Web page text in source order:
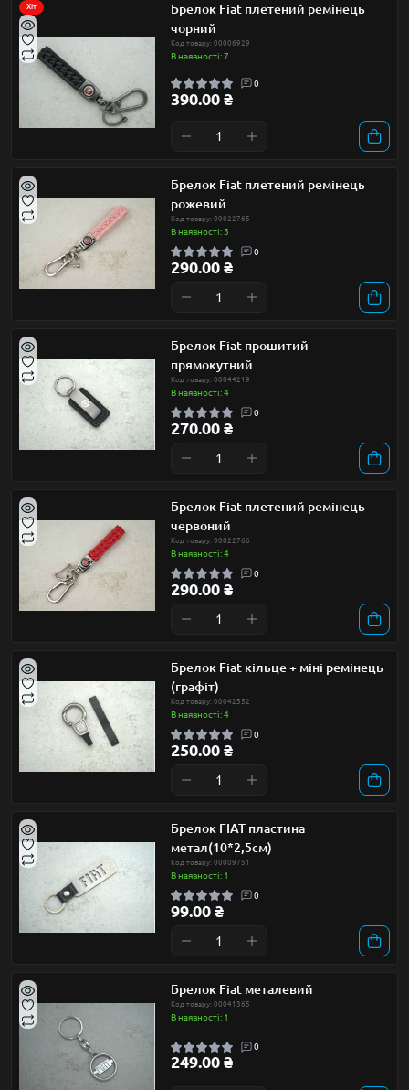
Хіт
Брелок Fiat плетений ремінець
чорний
Код товару: 00006929
В наявності: 7
0
390.00 ₴
Брелок Fiat плетений ремінець
рожевий
Код товару: 00022765
В наявності: 5
0
290.00 ₴
Брелок Fiat прошитий
прямокутний
Код товару: 00044219
В наявності: 4
0
270.00 ₴
Брелок Fiat плетений ремінець
червоний
Код товару: 00022766
В наявності: 4
0
290.00 ₴
Брелок Fiat кільце + міні ремінець
(графіт)
Код товару: 00042552
В наявності: 4
0
250.00 ₴
Брелок FIAT пластина
метал(10*2,5см)
Код товару: 00009751
В наявності: 1
0
99.00 ₴
Брелок Fiat металевий
Код товару: 00041365
В наявності: 1
0
249.00 ₴